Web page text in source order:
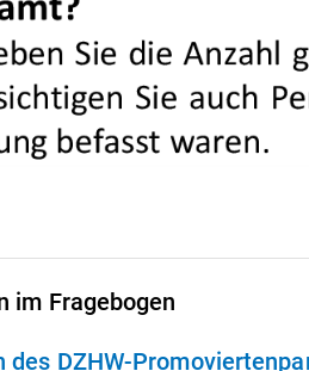
im Fragebogen
des DZHW-